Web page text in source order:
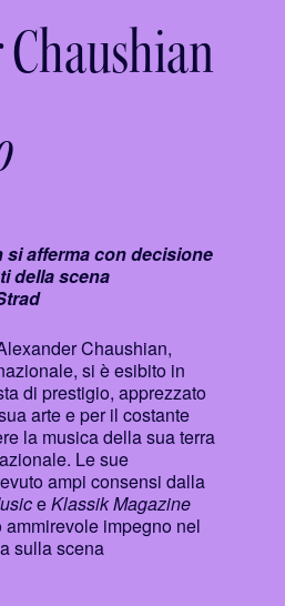
afferma con decisione
della scena
Chaushian,
si è esibito in
di prestigio, apprezzato
arte e per il costante
la musica della sua terra
Le sue
ampi consensi dalla
eKlassik Magazine
impegno nel
sulla scena